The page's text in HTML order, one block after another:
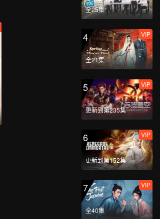
VIP
VIP
VIP
VIP
全25集
4
全21集
VIP
5
更新到第235集
VIP
6
更新到第152集
VIP
7
全40集
VIP